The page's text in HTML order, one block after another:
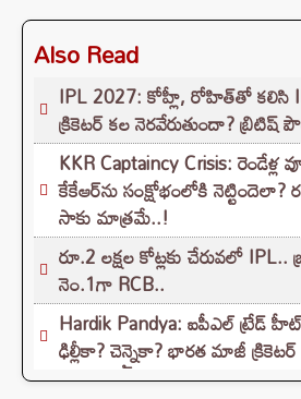
Also Read
IPL 2027: కోహ్లీ, రోహిత్‌తో కలిసి
క్రికెటర్‌ కల నెరవేరుతుందా? బ్రిటిష్
KKR Captaincy Crisis: రెండేళ్ల
కేకేఆర్‌ను సంక్షోభంలోకి నెట్టిందెలా?
సాకు మాత్రమే..!
రూ.2 లక్షల కోట్లకు చేరువలో
నెం.1గా RCB..
Hardik Pandya: ఐపీఎల్ ట్రేడ్
ఢిల్లీకా? చెన్నైకా? భారత మాజీ క్రికెటర్